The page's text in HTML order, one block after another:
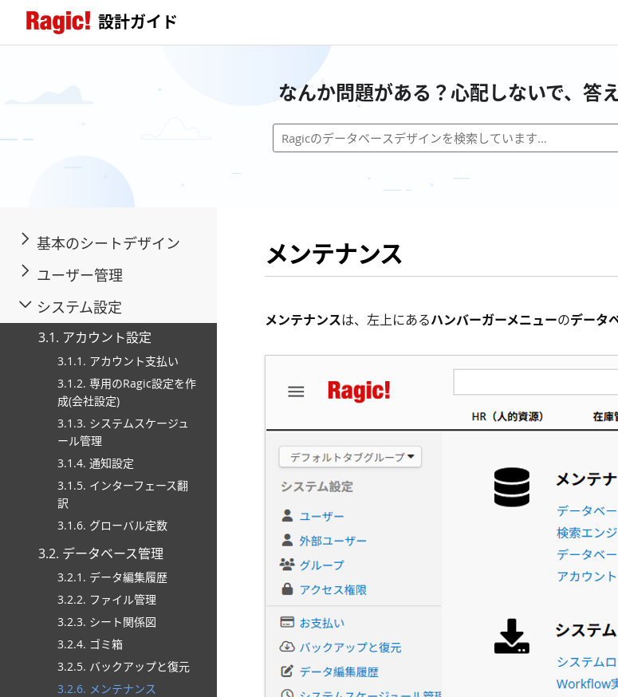
設計ガイド
なんか問題がある？心配しないで、答
基本のシートデザイン
ユーザー管理
システム設定
3.1. アカウント設定
3.1.1. アカウント支払い
3.1.2. 専用のRagic設定を作
成(会社設定)
3.1.3. システムスケージュ
ール管理
3.1.4. 通知設定
3.1.5. インターフェース翻
訳
3.1.6. グローバル定数
3.2. データベース管理
3.2.1. データ編集履歴
3.2.2. ファイル管理
3.2.3. シート関係図
3.2.4. ゴミ箱
3.2.5. バックアップと復元
3.2.6. メンテナンス
メンテナンス
メンテナンスは、左上にあるハンバーガーメニューのデータ